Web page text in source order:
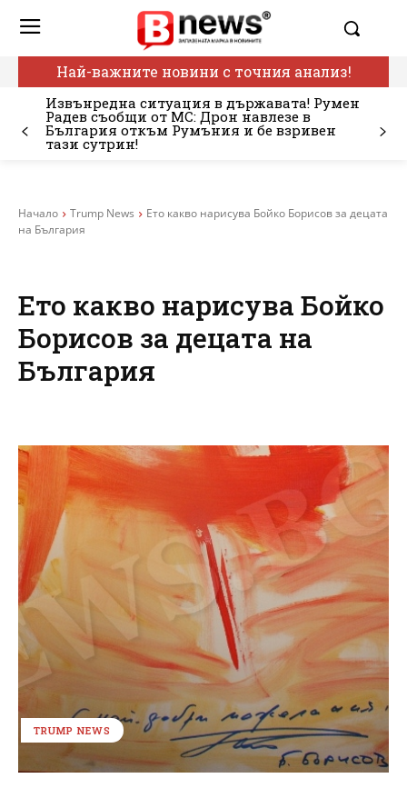
Най-важните новини с точния анализ!
Извънредна ситуация в държавата! Румен
Радев съобщи от МС: Дрон навлезе в
България откъм Румъния и бе взривен
тази сутрин!
Начало Trump News
Ето какво нарисува Бойко Борисов за децата
на България
Ето какво нарисува Бойко
Борисов за децата на
България
TRUMP NEWS